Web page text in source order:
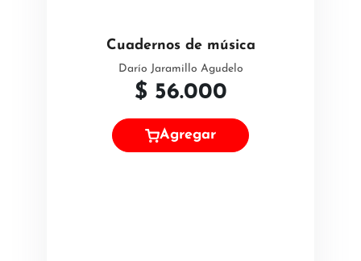
Cuadernos de música
Darío Jaramillo Agudelo
$ 56.000
Agregar